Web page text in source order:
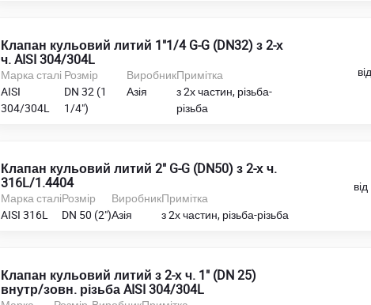
Клапан кульовий литий 1"1/4 G-G (DN32) з 2-х
ч. AISI 304/304L
Марка сталі
AISI
304/304L
Розмір
DN 32 (1
1/4")
Виробник
Азія
Примітка
з 2х частин, різьба-
різьба
від
Клапан кульовий литий 2" G-G (DN50) з 2-х ч.
316L/1.4404
Марка сталі
AISI 316L
Розмір
DN 50 (2")
Виробник
Азія
Примітка
з 2х частин, різьба-різьба
від
Клапан кульовий литий з 2-х ч. 1" (DN 25)
внутр/зовн. різьба AISI 304/304L